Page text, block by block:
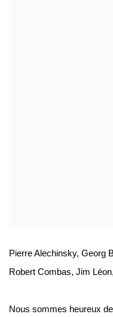
Pierre Alechinsky, Georg
Robert Combas, Jim
Nous sommes heureux